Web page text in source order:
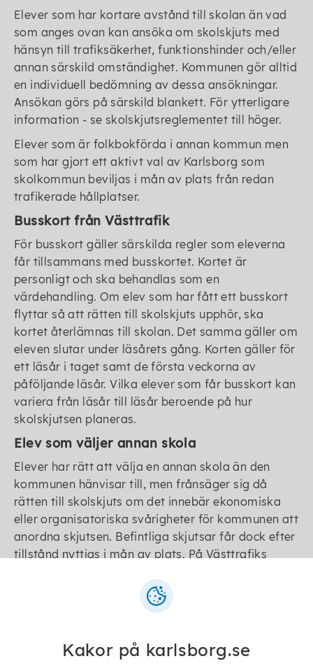
Elever som har kortare avstånd till skolan än vad
som anges ovan kan ansöka om skolskjuts med
hänsyn till trafiksäkerhet, funktionshinder och/eller
annan särskild omständighet. Kommunen gör alltid
en individuell bedömning av dessa ansökningar.
Ansökan görs på särskild blankett. För ytterligare
information - se skolskjutsreglementet till höger.
Elever som är folkbokförda i annan kommun men
som har gjort ett aktivt val av Karlsborg som
skolkommun beviljas i mån av plats från redan
trafikerade hållplatser.
Busskort från Västtrafik
För busskort gäller särskilda regler som eleverna
får tillsammans med busskortet. Kortet är
personligt och ska behandlas som en
värdehandling. Om elev som har fått ett busskort
flyttar så att rätten till skolskjuts upphör, ska
kortet återlämnas till skolan. Det samma gäller om
eleven slutar under läsårets gång. Korten gäller för
ett läsår i taget samt de första veckorna av
påföljande läsår. Vilka elever som får busskort kan
variera från läsår till läsår beroende på hur
skolskjutsen planeras.
Elev som väljer annan skola
Elever har rätt att välja en annan skola än den
kommunen hänvisar till, men frånsäger sig då
rätten till skolskjuts om det innebär ekonomiska
eller organisatoriska svårigheter för kommunen att
anordna skjutsen. Befintliga skjutsar får dock efter
tillstånd nyttjas i mån av plats. På Västtrafiks
Elev folkbokförd i annan kommun
Karlsborgs skolor, men kan efter beviljad ansökan
Kakor på karlsborg.se